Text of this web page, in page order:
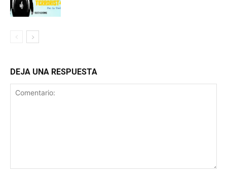
DEJA UNA RESPUESTA